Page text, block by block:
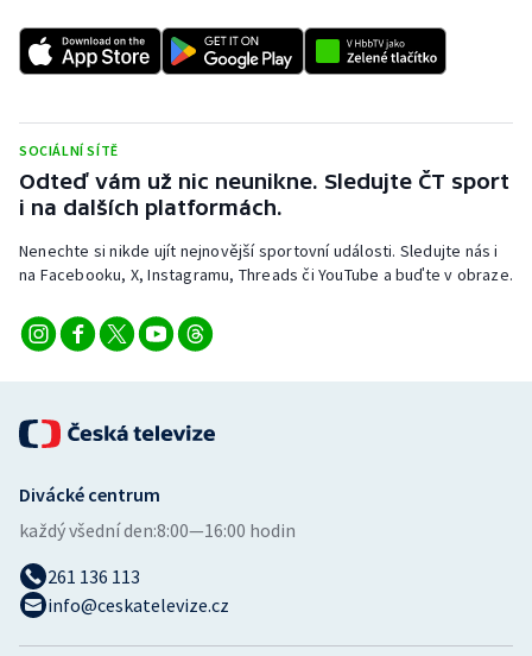
SOCIÁLNÍ SÍTĚ
Odteď vám už nic neunikne. Sledujte ČT sport
i na dalších platformách.
Nenechte si nikde ujít nejnovější sportovní události. Sledujte nás i
na Facebooku, X, Instagramu, Threads či YouTube a buďte v obraze.
Divácké centrum
každý všední den:8:00—16:00 hodin
261 136 113
info@ceskatelevize.cz